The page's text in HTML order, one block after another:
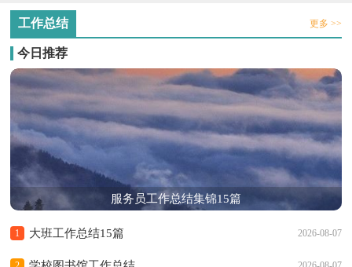
工作总结 更多 >>
今日推荐
服务员工作总结集锦15篇
1 2026-08-07
大班工作总结15篇